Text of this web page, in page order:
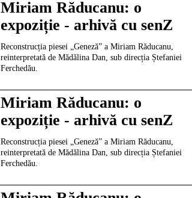
Miriam Răducanu: o
expoziție - arhivă cu senZ
Reconstrucția piesei „Geneză” a Miriam Răducanu,
reinterpretată de Mădălina Dan, sub direcția Ștefaniei
Ferchedău.
Miriam Răducanu: o
expoziție - arhivă cu senZ
Reconstrucția piesei „Geneză” a Miriam Răducanu,
reinterpretată de Mădălina Dan, sub direcția Ștefaniei
Ferchedău.